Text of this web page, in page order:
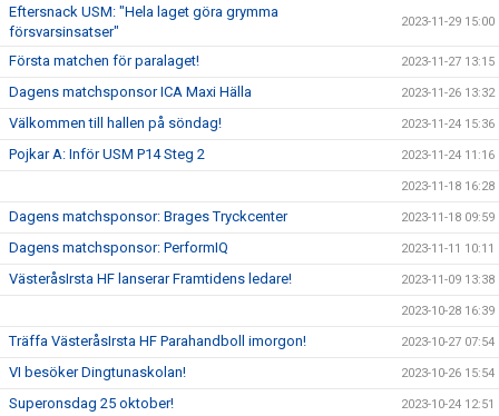
Eftersnack USM: "Hela laget göra grymma
försvarsinsatser"
2023-11-29 15:00
Första matchen för paralaget! 2023-11-27 13:15
Dagens matchsponsor ICA Maxi Hälla 2023-11-26 13:32
Välkommen till hallen på söndag! 2023-11-24 15:36
Pojkar A: Inför USM P14 Steg 2 2023-11-24 11:16
2023-11-18 16:28
Dagens matchsponsor: Brages Tryckcenter 2023-11-18 09:59
Dagens matchsponsor: PerformIQ 2023-11-11 10:11
VästeråsIrsta HF lanserar Framtidens ledare! 2023-11-09 13:38
2023-10-28 16:39
Träffa VästeråsIrsta HF Parahandboll imorgon! 2023-10-27 07:54
VI besöker Dingtunaskolan! 2023-10-26 15:54
Superonsdag 25 oktober! 2023-10-24 12:51